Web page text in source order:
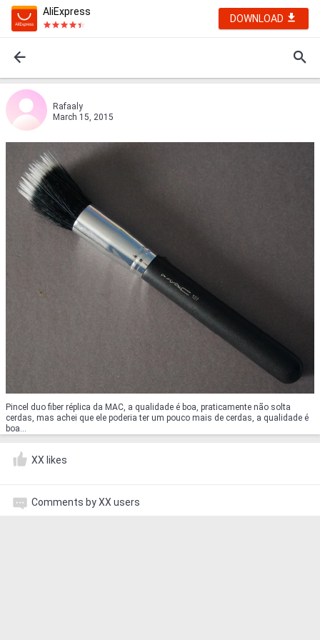
AliExpress
DOWNLOAD
Rafaaly
March 15, 2015
Pincel duo fiber réplica da MAC, a qualidade é boa, praticamente não solta
cerdas, mas achei que ele poderia ter um pouco mais de cerdas, a qualidade é
boa...
XX likes
Comments by XX users